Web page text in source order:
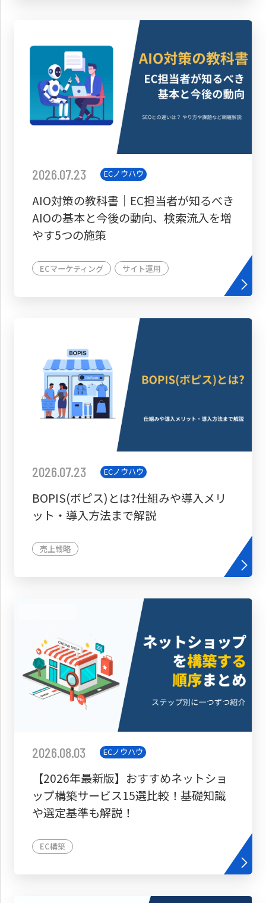
2026.07.23 ECノウハウ
AIO対策の教科書│EC担当者が知るべき
AIOの基本と今後の動向、検索流入を増
やす5つの施策
ECマーケティング サイト運用
2026.07.23 ECノウハウ
BOPIS(ボピス)とは?仕組みや導入メリ
ット・導入方法まで解説
売上戦略
2026.08.03 ECノウハウ
【2026年最新版】おすすめネットショ
ップ構築サービス15選比較！基礎知識
や選定基準も解説！
EC構築